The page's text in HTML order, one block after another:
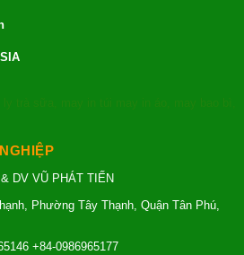
DV VŨ PHÁT TIẾN
Phường Tây Thạnh, Quận Tân Phú,
+84-0986965177